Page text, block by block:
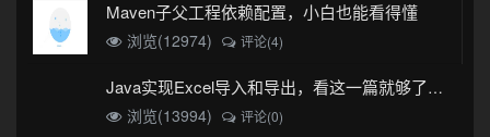
Maven子父工程依赖配置，小白也能看得懂
浏览(12974) 评论(4)
Java实现Excel导入和导出，看这一篇就够了(珍藏版)
浏览(13994)
评论(0)